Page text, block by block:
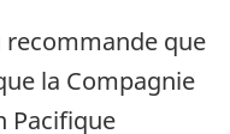
recommande que
la Compagnie
Pacifique